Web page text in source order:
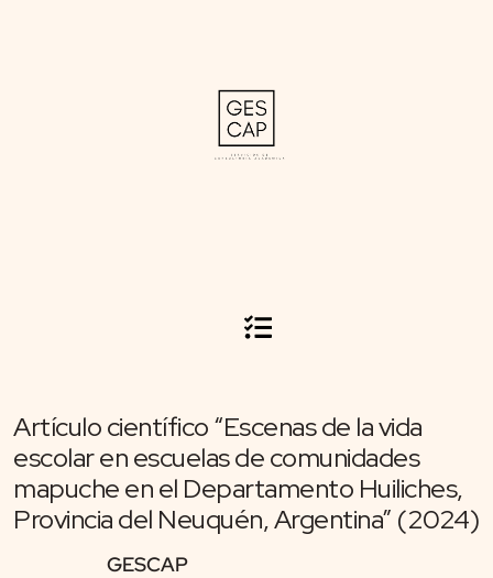
Artículo científico “Escenas de la vida
escolar en escuelas de comunidades
mapuche en el Departamento Huiliches,
Provincia del Neuquén, Argentina” (2024)
GESCAP